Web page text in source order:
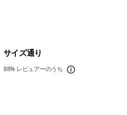
サイズ通り
88% レビュアーのうち